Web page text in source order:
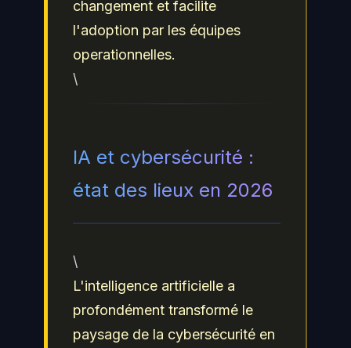
changement et facilite
l'adoption par les équipes
operationnelles.
\
IA et cybersécurité :
état des lieux en 2026
\
L'intelligence artificielle a
profondément transformé le
paysage de la cybersécurité en